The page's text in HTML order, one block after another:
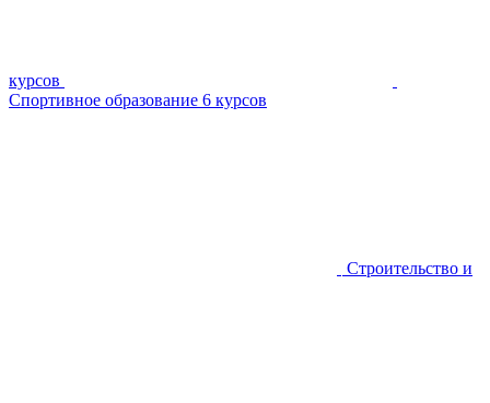
курсов
Спортивное образование 6 курсов
Строительство и